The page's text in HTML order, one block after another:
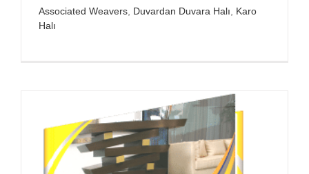
Associated Weavers Duvardan Duvara Halı
Karo
Halı